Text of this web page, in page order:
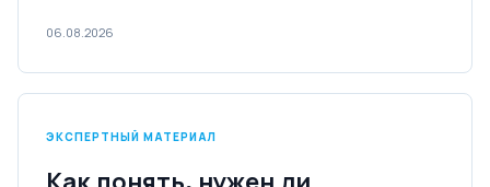
06.08.2026
ЭКСПЕРТНЫЙ МАТЕРИАЛ